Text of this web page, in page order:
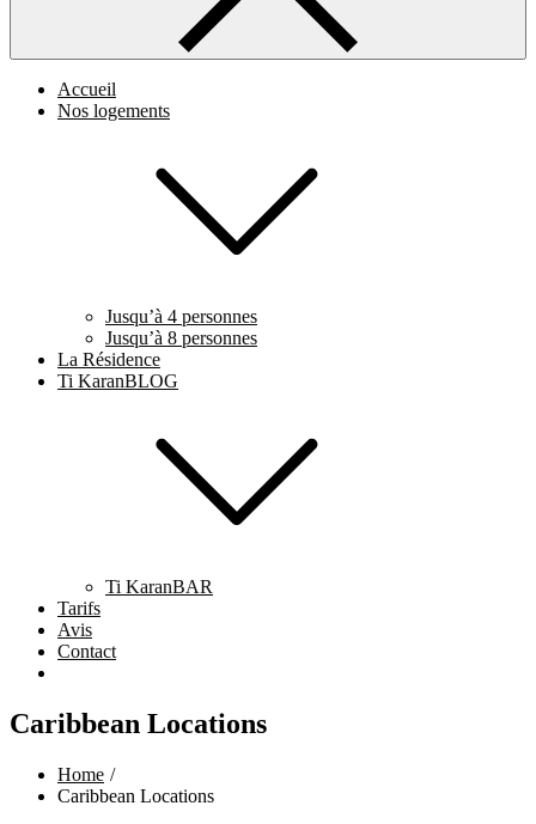
Accueil
Nos logements
Jusqu’à 4 personnes
Jusqu’à 8 personnes
La Résidence
Ti KaranBLOG
Ti KaranBAR
Tarifs
Avis
Contact
Caribbean Locations
Home
Caribbean Locations